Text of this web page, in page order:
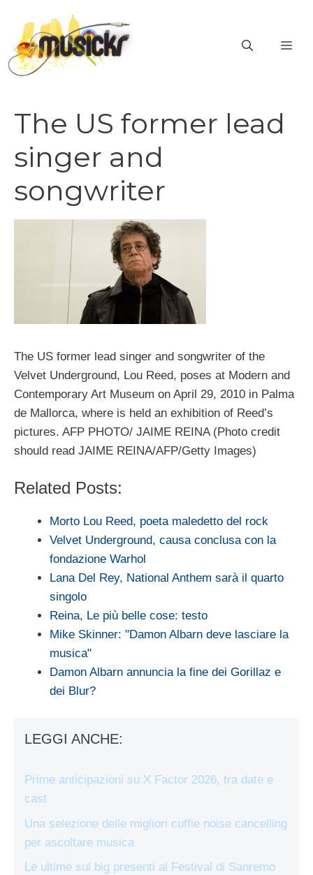
contenuto
The US former lead
singer and
songwriter
The US former lead singer and songwriter of the
Velvet Underground, Lou Reed, poses at Modern and
Contemporary Art Museum on April 29, 2010 in Palma
de Mallorca, where is held an exhibition of Reed’s
pictures. AFP PHOTO/ JAIME REINA (Photo credit
should read JAIME REINA/AFP/Getty Images)
Related Posts:
Morto Lou Reed, poeta maledetto del rock
Velvet Underground, causa conclusa con la
fondazione Warhol
Lana Del Rey, National Anthem sarà il quarto
singolo
Reina, Le più belle cose: testo
Mike Skinner: "Damon Albarn deve lasciare la
musica"
Damon Albarn annuncia la fine dei Gorillaz e
dei Blur?
LEGGI ANCHE:
Prime anticipazioni su X Factor 2026, tra date e
cast
Una selezione delle migliori cuffie noise cancelling
per ascoltare musica
Le ultime sui big presenti al Festival di Sanremo